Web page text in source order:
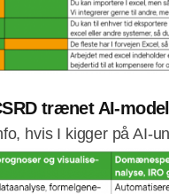
trænet AI-model
hvis I kigger på AI-